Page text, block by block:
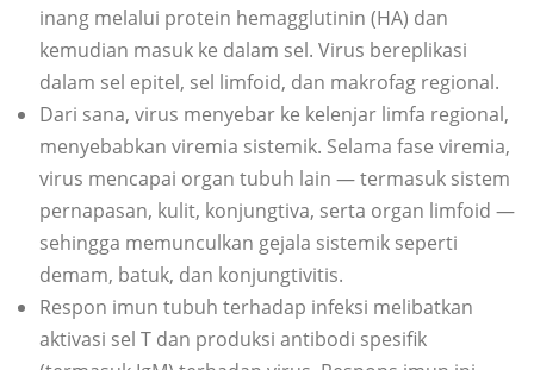
inang melalui protein hemagglutinin (HA) dan
kemudian masuk ke dalam sel. Virus bereplikasi
dalam sel epitel, sel limfoid, dan makrofag regional.
Dari sana, virus menyebar ke kelenjar limfa regional,
menyebabkan viremia sistemik. Selama fase viremia,
virus mencapai organ tubuh lain — termasuk sistem
pernapasan, kulit, konjungtiva, serta organ limfoid —
sehingga memunculkan gejala sistemik seperti
demam, batuk, dan konjungtivitis.
Respon imun tubuh terhadap infeksi melibatkan
aktivasi sel T dan produksi antibodi spesifik